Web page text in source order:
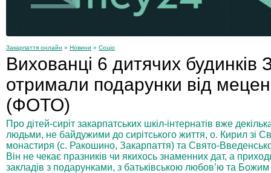
Закарпаття онлайн » Новини » Соціо
Вихованці 6 дитячих будинків
отримали подарунки від
(ФОТО)
Про дітей-сиріт закарпатських шкіл-інтернатів вже
людьми, не байдужими до сирітського життя, о. Кирил зі
монастиря (с. Ракошино, Закарпаття) та Свято-
Він не чекає празників чи якихось знаменних дат, а
закладів з подарунками, з батьківською любов’ю та